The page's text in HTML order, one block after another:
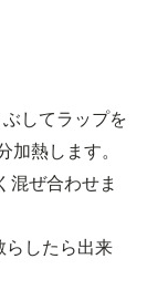
してラップを
熱します。
混ぜ合わせま
らしたら出来